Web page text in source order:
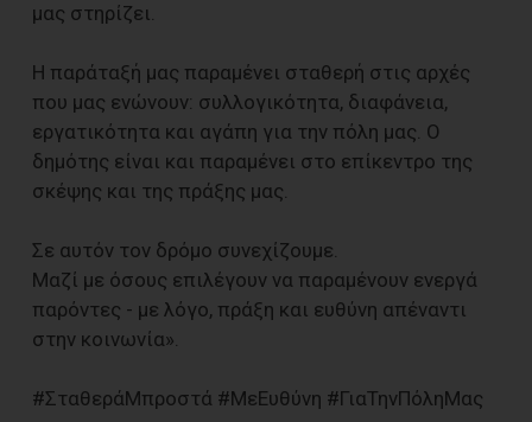
μας στηρίζει.
Η παράταξή μας παραμένει σταθερή στις αρχές
που μας ενώνουν: συλλογικότητα, διαφάνεια,
εργατικότητα και αγάπη για την πόλη μας. Ο
δημότης είναι και παραμένει στο επίκεντρο της
σκέψης και της πράξης μας.
Σε αυτόν τον δρόμο συνεχίζουμε.
Μαζί με όσους επιλέγουν να παραμένουν ενεργά
παρόντες - με λόγο, πράξη και ευθύνη απέναντι
στην κοινωνία».
#ΣταθεράΜπροστά #ΜεΕυθύνη #ΓιαΤηνΠόληΜας